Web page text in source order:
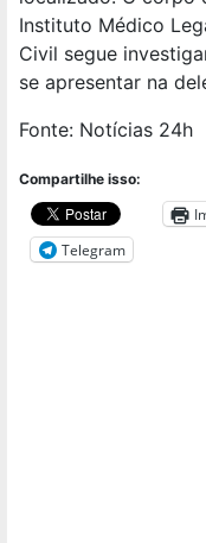
Instituto Médico
Civil segue
se apresentar na
Fonte: Notícias 24h
Compartilhe isso:
Telegram